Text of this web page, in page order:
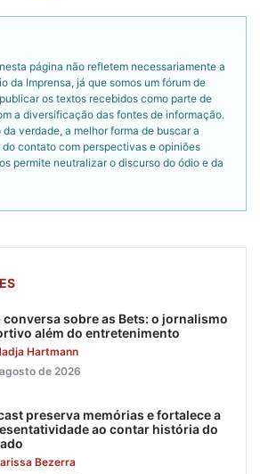
página não refletem necessariamente a
da Imprensa, já que somos um fórum de
os textos recebidos como parte de
a diversificação das fontes de informação.
verdade, a melhor forma de buscar a
contato com perspectivas e opiniões
permite neutralizar o discurso do ódio e da
conversa sobre as Bets: o jornalismo
além do entretenimento
Hartmann
de 2026
preserva memórias e fortalece a
ao contar história do
Bezerra